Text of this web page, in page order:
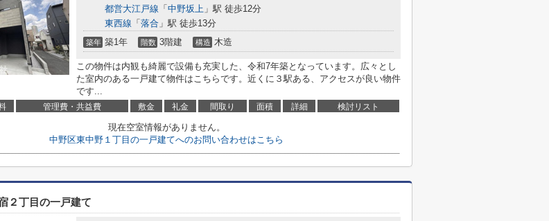
都営大江戸線 「 中野坂上 」駅 徒歩12分
東西線 「 落合 」駅 徒歩13分
築年 築1年 階数 3階建 構造 木造
この物件は内観も綺麗で設備も充実した、令和7年築となっています。広々とし
た室内のある一戸建て物件はこちらです。近くに３駅ある、アクセスが良い物件
です...
管理費・共益費 敷金 礼金 間取り 面積 詳細 検討リスト
現在空室情報がありません。
中野区東中野１丁目の一戸建てへのお問い合わせはこちら
２丁目の一戸建て